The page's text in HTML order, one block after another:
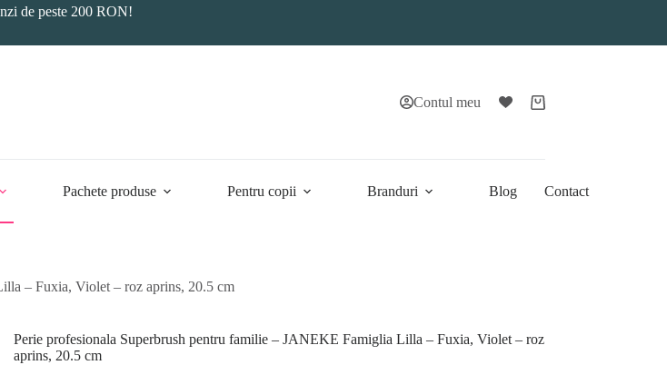
de peste 200 RON!
Contul meu
Coș
Pachete produse Pentru copii Branduri Blog Contact
– Fuxia, Violet – roz aprins, 20.5 cm
Perie profesionala Superbrush pentru familie – JANEKE Famiglia Lilla – Fuxia, Violet – roz
aprins, 20.5 cm